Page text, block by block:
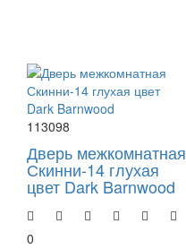
113098
Дверь межкомнатная
Скинни-14 глухая
цвет Dark Barnwood
0